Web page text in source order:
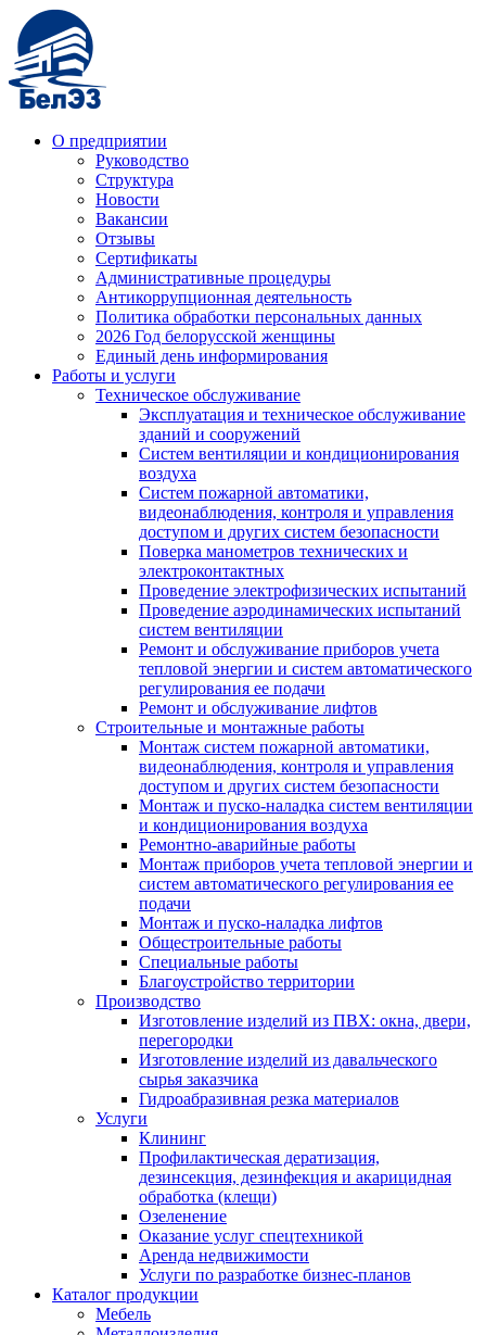
О предприятии
Руководство
Структура
Новости
Вакансии
Отзывы
Сертификаты
Административные процедуры
Антикоррупционная деятельность
Политика обработки персональных данных
2026 Год белорусской женщины
Единый день информирования
Работы и услуги
Техническое обслуживание
Эксплуатация и техническое обслуживание
зданий и сооружений
Систем вентиляции и кондиционирования
воздуха
Систем пожарной автоматики,
видеонаблюдения, контроля и управления
доступом и других систем безопасности
Поверка манометров технических и
электроконтактных
Проведение электрофизических испытаний
Проведение аэродинамических испытаний
систем вентиляции
Ремонт и обслуживание приборов учета
тепловой энергии и систем автоматического
регулирования ее подачи
Ремонт и обслуживание лифтов
Строительные и монтажные работы
Монтаж систем пожарной автоматики,
видеонаблюдения, контроля и управления
доступом и других систем безопасности
Монтаж и пуско-наладка систем вентиляции
и кондиционирования воздуха
Ремонтно-аварийные работы
Монтаж приборов учета тепловой энергии и
систем автоматического регулирования ее
подачи
Монтаж и пуско-наладка лифтов
Общестроительные работы
Специальные работы
Благоустройство территории
Производство
Изготовление изделий из ПВХ: окна, двери,
перегородки
Изготовление изделий из давальческого
сырья заказчика
Гидроабразивная резка материалов
Услуги
Клининг
Профилактическая дератизация,
дезинсекция, дезинфекция и акарицидная
обработка (клещи)
Озеленение
Оказание услуг спецтехникой
Аренда недвижимости
Услуги по разработке бизнес-планов
Каталог продукции
Мебель